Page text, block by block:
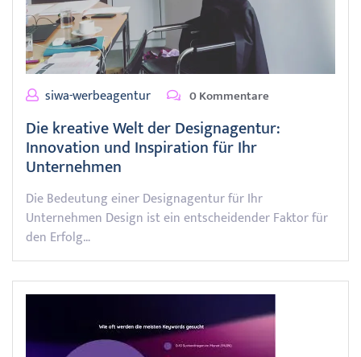
siwa-werbeagentur 0 Kommentare
Die kreative Welt der Designagentur:
Innovation und Inspiration für Ihr
Unternehmen
Die Bedeutung einer Designagentur für Ihr
Unternehmen Design ist ein entscheidender Faktor für
den Erfolg…